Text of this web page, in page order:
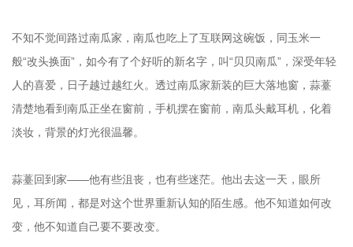
不知不觉间路过南瓜家，南瓜也吃上了互联网这碗饭，同玉米一
般“改头换面”，如今有了个好听的新名字，叫“贝贝南瓜”，深受年轻
人的喜爱，日子越过越红火。透过南瓜家新装的巨大落地窗，蒜薹
清楚地看到南瓜正坐在窗前，手机摆在窗前，南瓜头戴耳机，化着
淡妆，背景的灯光很温馨。
蒜薹回到家——他有些沮丧，也有些迷茫。他出去这一天，眼所
见，耳所闻，都是对这个世界重新认知的陌生感。他不知道如何改
变，他不知道自己要不要改变。